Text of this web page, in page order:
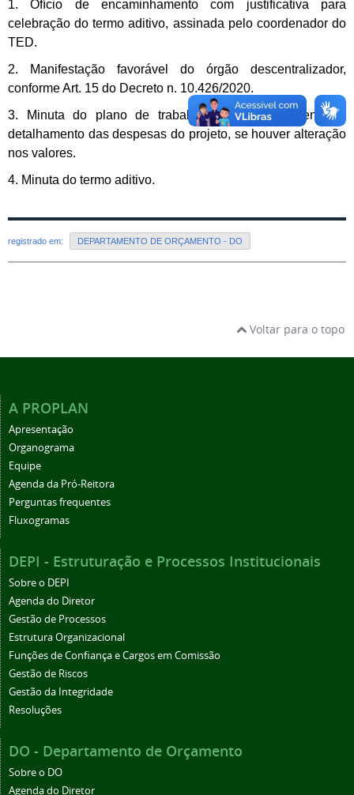
1. Ofício de encaminhamento com justificativa para
celebração do termo aditivo, assinada pelo coordenador do
TED.
2. Manifestação favorável do órgão descentralizador,
conforme Art. 15 do Decreto n. 10.426/2020.
3. Minuta do plano de trabalho atualizada contendo o
detalhamento das despesas do projeto, se houver alteração
nos valores.
4. Minuta do termo aditivo.
registrado em: DEPARTAMENTO DE ORÇAMENTO - DO
Voltar para o topo
A PROPLAN
Apresentação
Organograma
Equipe
Agenda da Pró-Reitora
Perguntas frequentes
Fluxogramas
DEPI - Estruturação e Processos Institucionais
Sobre o DEPI
Agenda do Diretor
Gestão de Processos
Estrutura Organizacional
Funções de Confiança e Cargos em Comissão
Gestão de Riscos
Gestão da Integridade
Resoluções
DO - Departamento de Orçamento
Sobre o DO
Agenda do Diretor